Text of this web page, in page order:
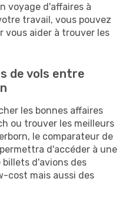
voyage d'affaires à
travail, vous pouvez
vous aider à trouver les
de vols entre
les bonnes affaires
ou trouver les meilleurs
le comparateur de
d'accéder à une
billets d'avions des
cost mais aussi des